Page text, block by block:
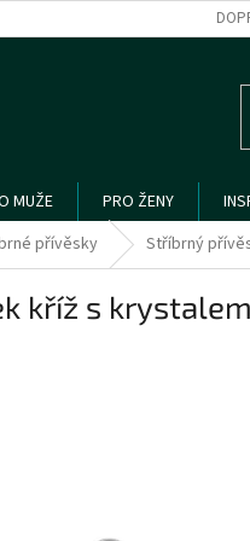
MUŽE PRO ŽENY
přívěsky Stříbrný
kříž s krystalem